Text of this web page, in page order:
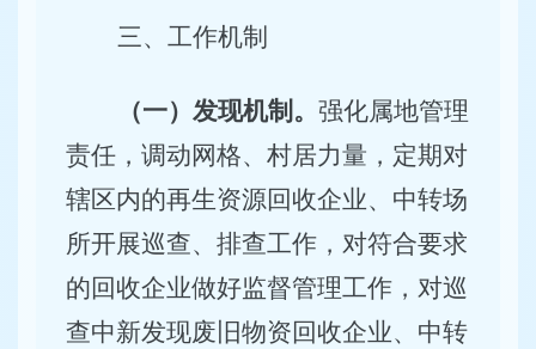
三、工作机制
（一）发现机制。 强化属地管理
责任，调动网格、村居力量，定期对
辖区内的再生资源回收企业、中转场
所开展巡查、排查工作，对符合要求
的回收企业做好监督管理工作，对巡
查中新发现废旧物资回收企业、中转